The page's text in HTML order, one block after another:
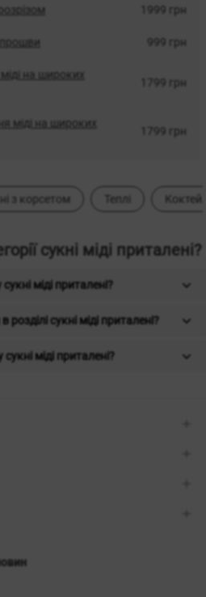
1999 грн
999 грн
на широких
1799 грн
міді на широких
1799 грн
з корсетом Теплі
сукні міді приталені?
міді приталені?
сукні міді приталені?
міді приталені?